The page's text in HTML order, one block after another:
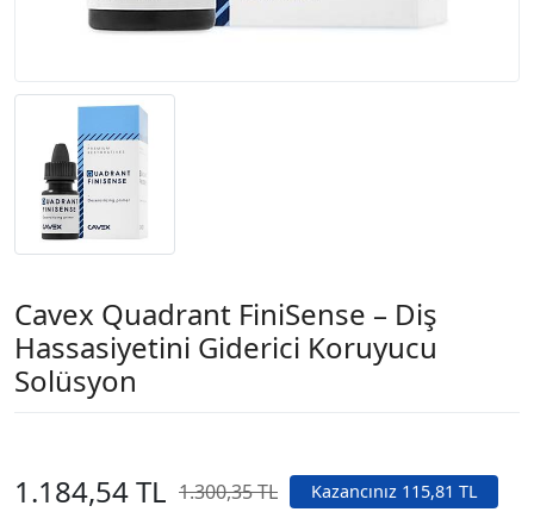
Cavex Quadrant FiniSense – Diş
Hassasiyetini Giderici Koruyucu
Solüsyon
1.184,54 TL 1.300,35 TL Kazancınız 115,81 TL